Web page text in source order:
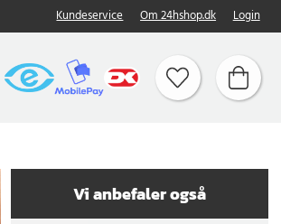
Kundeservice Om 24hshop.dk Login
Vi anbefaler også